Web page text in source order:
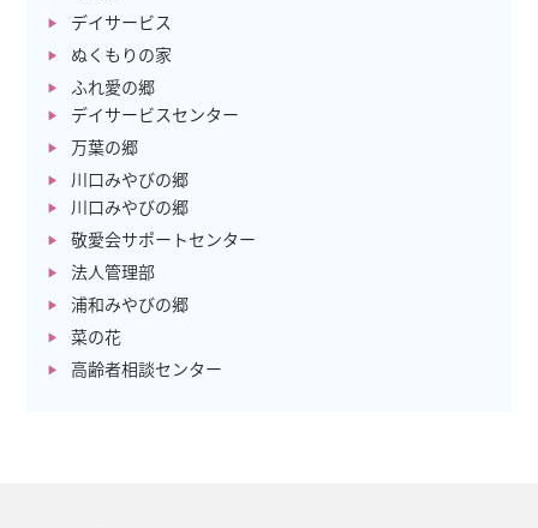
デイサービス
ぬくもりの家
ふれ愛の郷
デイサービスセンター
万葉の郷
川口みやびの郷
川口みやびの郷
敬愛会サポートセンター
法人管理部
浦和みやびの郷
菜の花
高齢者相談センター